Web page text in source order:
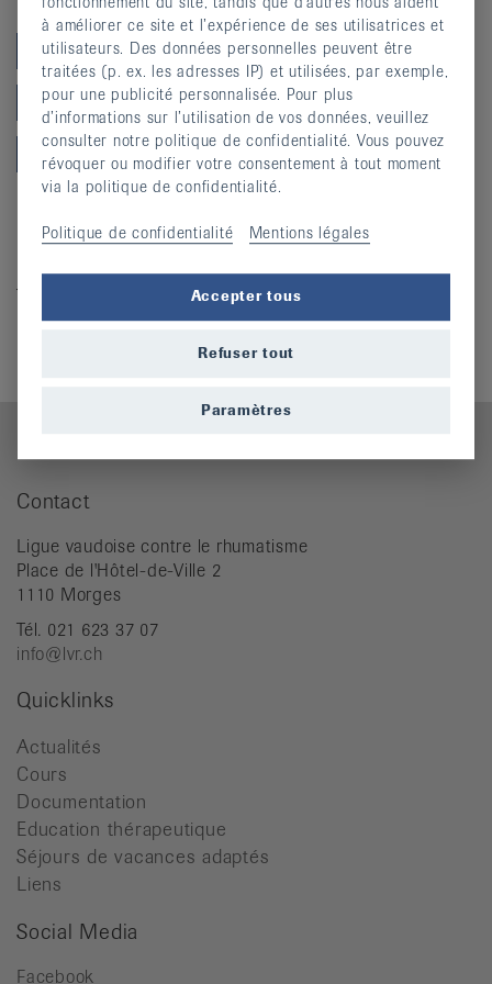
Cours
Mouvement
Prévention
Cours
Téléchargements
Contact
Ligue vaudoise contre le rhumatisme
Place de l'Hôtel-de-Ville 2
1110 Morges
Tél. 021 623 37 07
info@lvr.ch
Quicklinks
Actualités
Cours
Documentation
Education thérapeutique
Séjours de vacances adaptés
Liens
Social Media
Facebook
à améliorer ce site et l’expérience de ses utilisatrices et
utilisateurs. Des données personnelles peuvent être
traitées (p. ex. les adresses IP) et utilisées, par exemple,
pour une publicité personnalisée. Pour plus
d’informations sur l’utilisation de vos données, veuillez
consulter notre politique de confidentialité. Vous pouvez
révoquer ou modifier votre consentement à tout moment
via la politique de confidentialité.
Politique de confidentialité Mentions légales
Accepter tous
Refuser tout
Paramètres